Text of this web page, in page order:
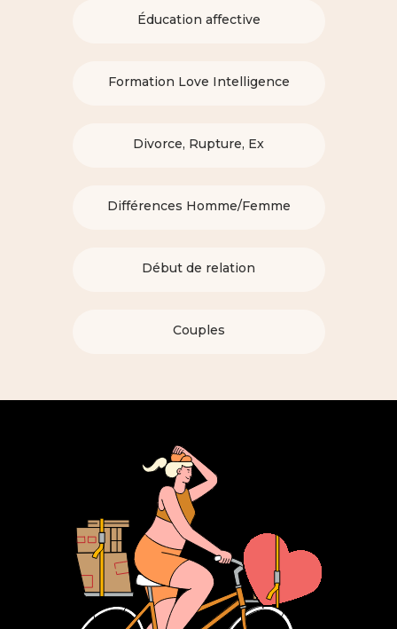
Éducation affective
Formation Love Intelligence
Divorce, Rupture, Ex
Différences Homme/Femme
Début de relation
Couples